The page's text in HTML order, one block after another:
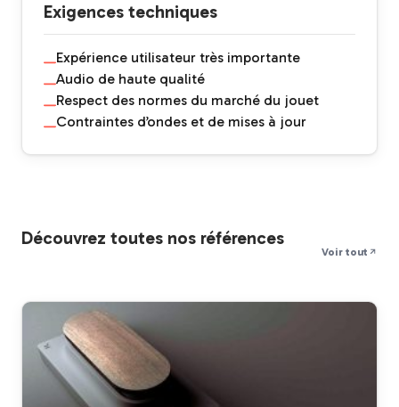
Exigences techniques
Expérience utilisateur très importante
Audio de haute qualité
Respect des normes du marché du jouet
Contraintes d’ondes et de mises à jour
Découvrez toutes nos références
Voir tout